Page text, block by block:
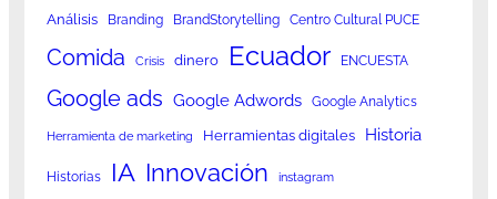
Análisis Branding BrandStorytelling Centro Cultural PUCE
Comida Crisis dinero Ecuador ENCUESTA
Google ads Google Adwords Google Analytics
Herramienta de marketing Herramientas digitales Historia
Historias IA Innovación instagram